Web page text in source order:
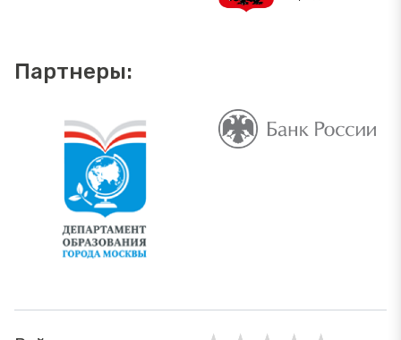
Партнеры: